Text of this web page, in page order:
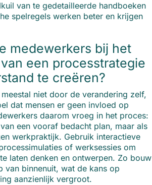
van te gedetailleerde handboeken
spelregels werken beter en krijgen
medewerkers bij het
een processtrategie
te creëren?
niet door de verandering zelf,
dat mensen er geen invloed op
daarom vroeg in het proces:
een vooraf bedacht plan, maar als
werkpraktijk. Gebruik interactieve
of werksessies om
laten denken en ontwerpen. Zo bouw
van binnenuit, wat de kans op
aanzienlijk vergroot.